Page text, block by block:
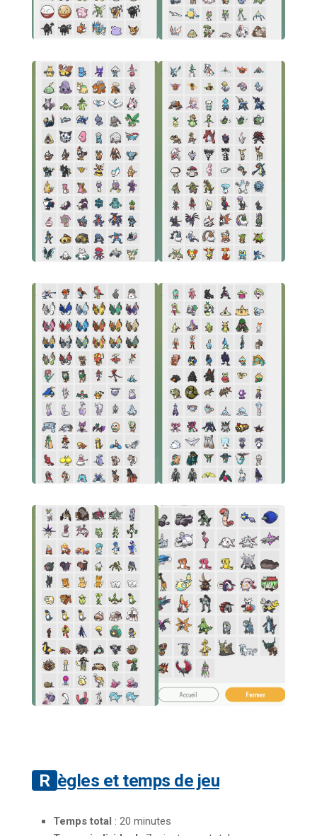
Règles et temps de jeu
Temps total : 20 minutes